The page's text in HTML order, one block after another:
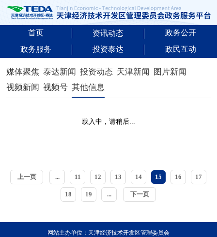
首页 资讯动态
政务公开
政务服务
投资泰达 政民互动
媒体聚焦 泰达新闻 投资动态 天津新闻
图片新闻
视频新闻
视频号 其他信息
载入中，请稍后...
上一页 ... 11 12 13 14 15 16 17
18 19 ... 下一页
网站主办单位：天津经济技术开发区管理委员会